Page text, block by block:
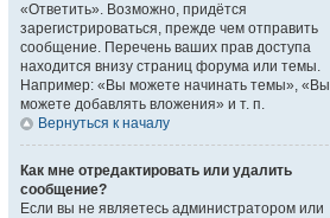
«Ответить». Возможно, придётся
зарегистрироваться, прежде чем отправить
сообщение. Перечень ваших прав доступа
находится внизу страниц форума или темы.
Например: «Вы можете начинать темы», «Вы
можете добавлять вложения» и т. п.
Вернуться к началу
Как мне отредактировать или удалить
сообщение?
Если вы не являетесь администратором или